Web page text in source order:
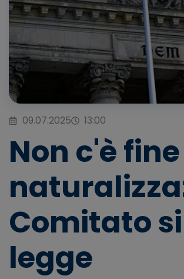
09.07.2025 13:00
Non c'è
Comitato
legge